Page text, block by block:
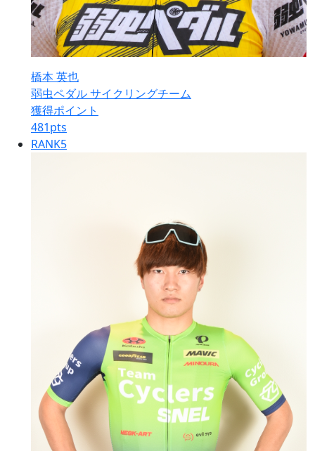
橋本 英也
弱虫ペダル サイクリングチーム
獲得ポイント
481pts
RANK5